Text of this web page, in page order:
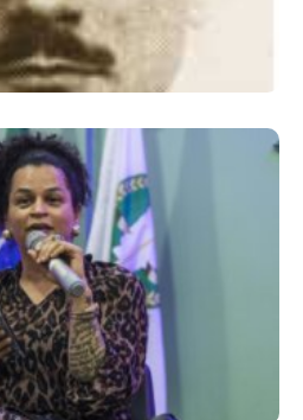
Na Defesa Dos
LGBTQIAPN+